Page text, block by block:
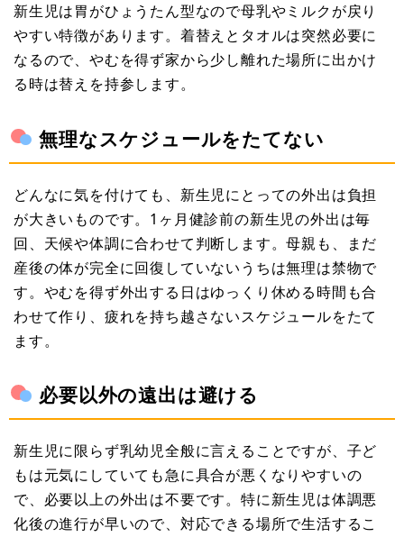
新生児は胃がひょうたん型なので母乳やミルクが戻り
やすい特徴があります。着替えとタオルは突然必要に
なるので、やむを得ず家から少し離れた場所に出かけ
る時は替えを持参します。
無理なスケジュールをたてない
どんなに気を付けても、新生児にとっての外出は負担
が大きいものです。1ヶ月健診前の新生児の外出は毎
回、天候や体調に合わせて判断します。母親も、まだ
産後の体が完全に回復していないうちは無理は禁物で
す。やむを得ず外出する日はゆっくり休める時間も合
わせて作り、疲れを持ち越さないスケジュールをたて
ます。
必要以外の遠出は避ける
新生児に限らず乳幼児全般に言えることですが、子ど
もは元気にしていても急に具合が悪くなりやすいの
で、必要以上の外出は不要です。特に新生児は体調悪
化後の進行が早いので、対応できる場所で生活するこ